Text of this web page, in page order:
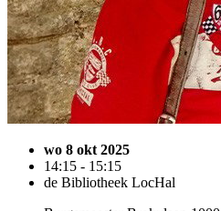
wo 8 okt 2025
14:15 - 15:15
de Bibliotheek LocHal